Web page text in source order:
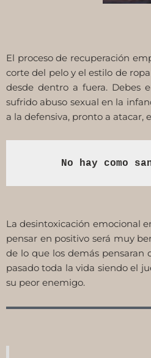
El proceso de recuperación
corte del pelo y el estilo de
desde dentro a fuera. Debes
sufrido abuso sexual en la
a la defensiva, pronto a atacar,
No hay como
La desintoxicación emocional
pensar en positivo será muy
de lo que los demás pensaran
pasado toda la vida siendo el
su peor enemigo.